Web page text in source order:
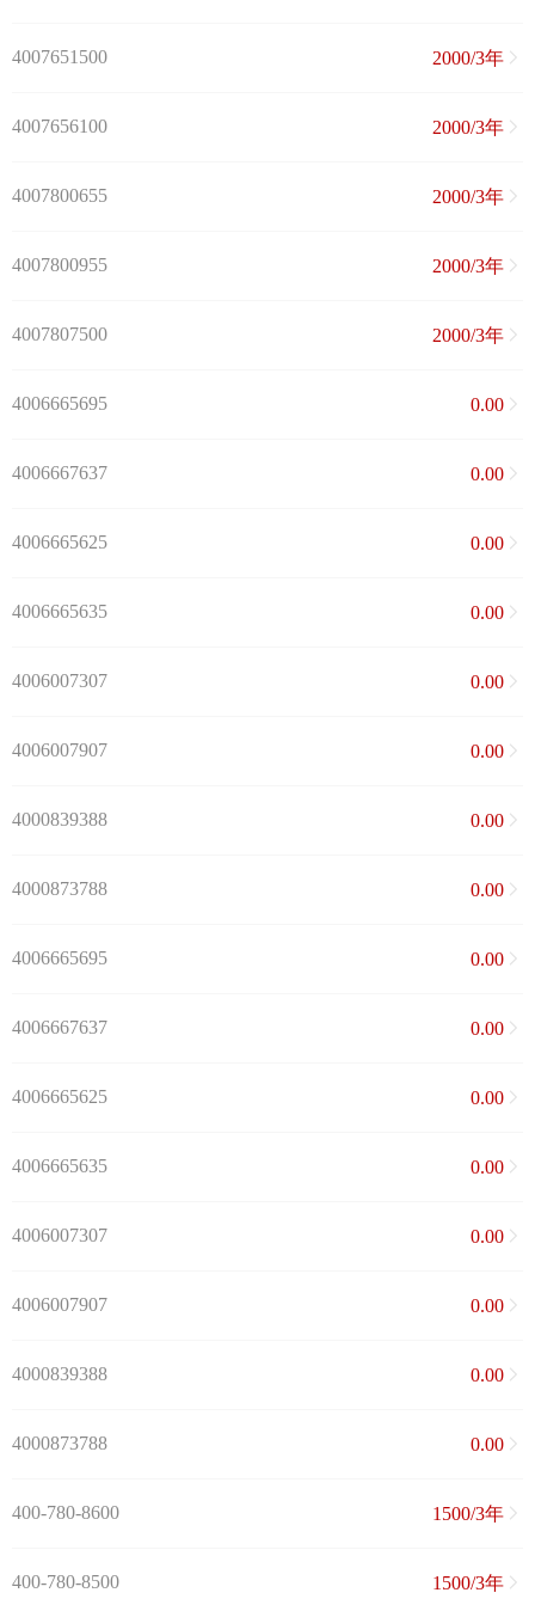
4007651500 2000/3年
4007656100 2000/3年
4007800655 2000/3年
4007800955 2000/3年
4007807500 2000/3年
4006665695 0.00
4006667637 0.00
4006665625 0.00
4006665635 0.00
4006007307 0.00
4006007907 0.00
4000839388 0.00
4000873788 0.00
4006665695 0.00
4006667637 0.00
4006665625 0.00
4006665635 0.00
4006007307 0.00
4006007907 0.00
4000839388 0.00
4000873788 0.00
400-780-8600 1500/3年
400-780-8500 1500/3年